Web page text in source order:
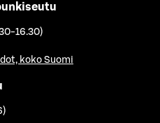
16.30)
koko Suomi